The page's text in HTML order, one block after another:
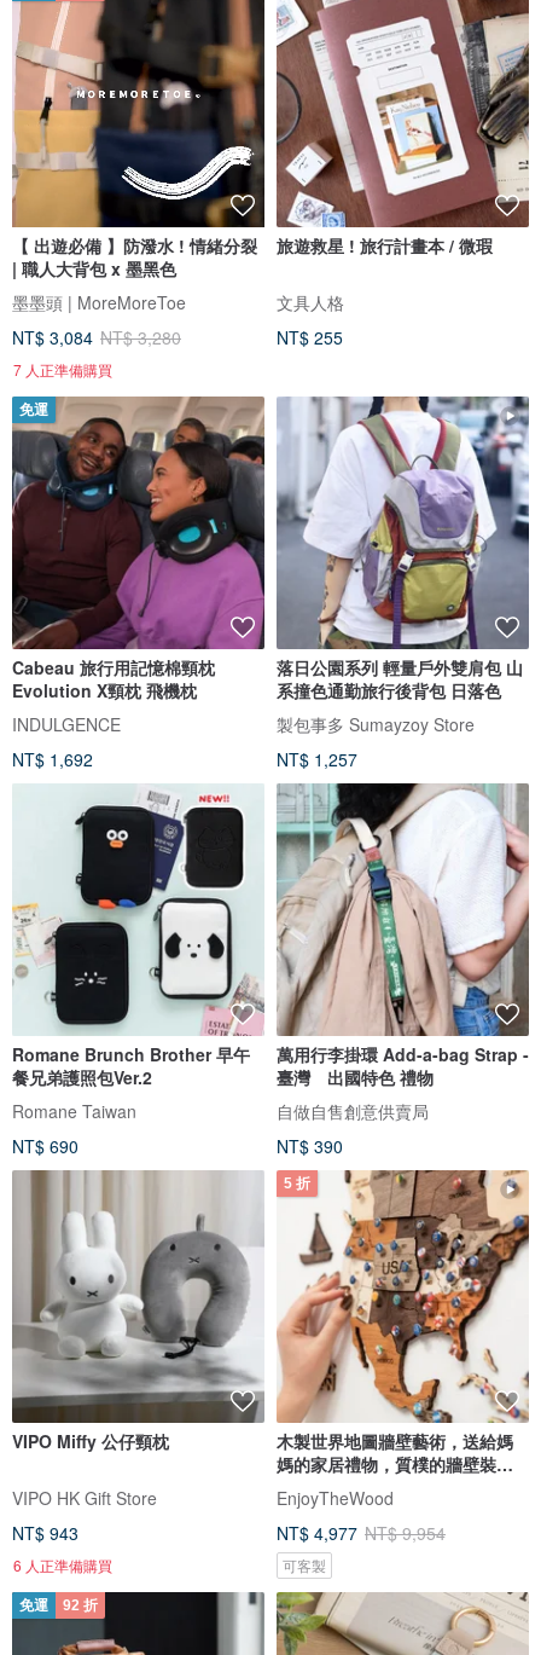
【 出遊必備 】防潑水 ! 情緒分裂
| 職人大背包 x 墨黑色
墨墨頭 | MoreMoreToe
NT$ 3,084 NT$ 3,280
7 人正準備購買
旅遊救星 ! 旅行計畫本 / 微瑕
文具人格
NT$ 255
免運
Cabeau 旅行用記憶棉頸枕
Evolution X頸枕 飛機枕
INDULGENCE
NT$ 1,692
落日公園系列 輕量戶外雙肩包 山
系撞色通勤旅行後背包 日落色
製包事多 Sumayzoy Store
NT$ 1,257
Romane Brunch Brother 早午
餐兄弟護照包Ver.2
Romane Taiwan
NT$ 690
萬用行李掛環 Add-a-bag Strap -
臺灣 出國特色 禮物
自做自售創意供賣局
NT$ 390
VIPO Miffy 公仔頸枕
VIPO HK Gift Store
NT$ 943
6 人正準備購買
5 折
木製世界地圖牆壁藝術，送給媽
媽的家居禮物，質樸的牆壁裝
飾，3D 世界地圖
EnjoyTheWood
NT$ 4,977 NT$ 9,954
可客製
免運 92 折